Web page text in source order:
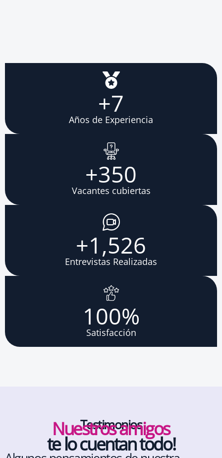
+7
Años de Experiencia
+350
Vacantes cubiertas
+1,526
Entrevistas Realizadas
100%
Satisfacción
Testimonios
Nuestros amigos
te lo cuentan todo!